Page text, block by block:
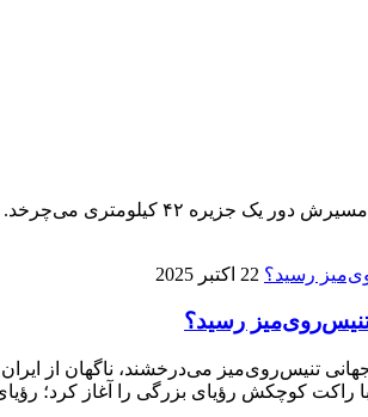
پنجمین ماراتن کیش ۱۴ آذر برگزار
22 اکتبر 2025
تنیس‌روی‌میز می‌درخشند، ناگهان از
کوچکش رؤیای بزرگی را آغاز کرد؛